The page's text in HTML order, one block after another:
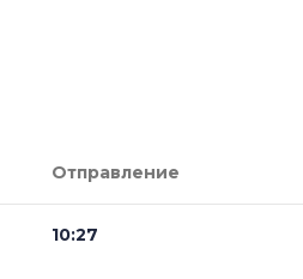
Отправление
10:27